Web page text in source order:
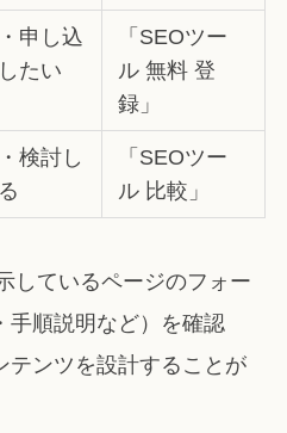
申し込
たい
「SEOツー
ル 無料 登
録」
検討し
「SEOツー
ル 比較」
しているページのフォー
手順説明など）を確認
テンツを設計することが